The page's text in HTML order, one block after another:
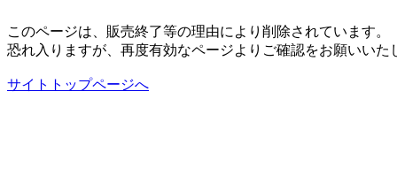
このページは、販売終了等の理由により削除されています。
恐れ入りますが、再度有効なページよりご確認をお願いいた
サイトトップページへ